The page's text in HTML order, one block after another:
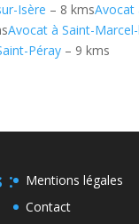
Isère – 8 kmsAvocat
Avocat à Saint-
Péray– 9 kms
:
Mentions légales
Contact